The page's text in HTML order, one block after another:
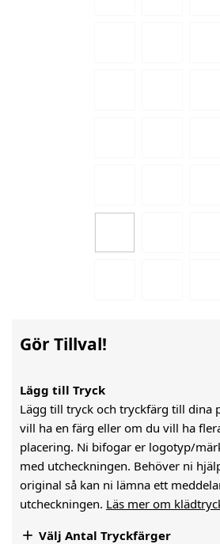
Gör Tillval!
Lägg till Tryck
Lägg till tryck och tryckfärg till dina
vill ha en färg eller om du vill ha
placering. Ni bifogar er logotyp/
med utcheckningen. Behöver ni
original så kan ni lämna ett
utcheckningen. Läs mer om
 Välj Antal Tryckfärger